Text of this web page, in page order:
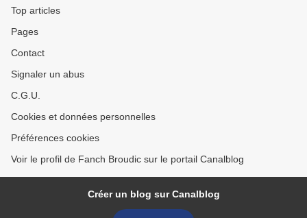
Top articles
Pages
Contact
Signaler un abus
C.G.U.
Cookies et données personnelles
Préférences cookies
Voir le profil de Fanch Broudic sur le portail Canalblog
Créer un blog sur Canalblog